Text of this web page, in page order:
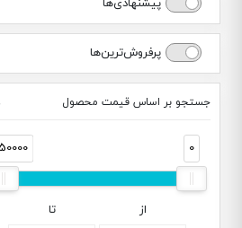
پیشنهادی‌ها
پرفروش‌ترین‌ها
جستجو بر اساس قیمت محصول
0
از تا